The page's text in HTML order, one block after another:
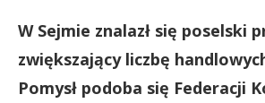
W Sejmie znalazł się poselski
zwiększający liczbę
Pomysł podoba się Federacji